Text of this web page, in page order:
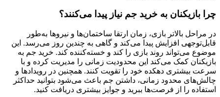
چرا بازیکنان به خرید جم نیاز پیدا می‌کنند؟
در مراحل بالاتر بازی، زمان ارتقا ساختمان‌ها و نیروها به‌طور
قابل‌توجهی افزایش پیدا می‌کند و گاهی به چندین روز می‌رسد. این
موضوع می‌تواند روند بازی را کند و خسته‌کننده کند. خرید جم به
بازیکنان کمک می‌کند این محدودیت زمانی را مدیریت کرده و با
سرعت بیشتری دهکده خود را تقویت کنند. همچنین در رویدادها و
چالش‌های محدود زمانی، داشتن جم باعث می‌شود بتوانید حداکثر
استفاده را از فرصت‌ها ببرید و جوایز بیشتری دریافت کنید.